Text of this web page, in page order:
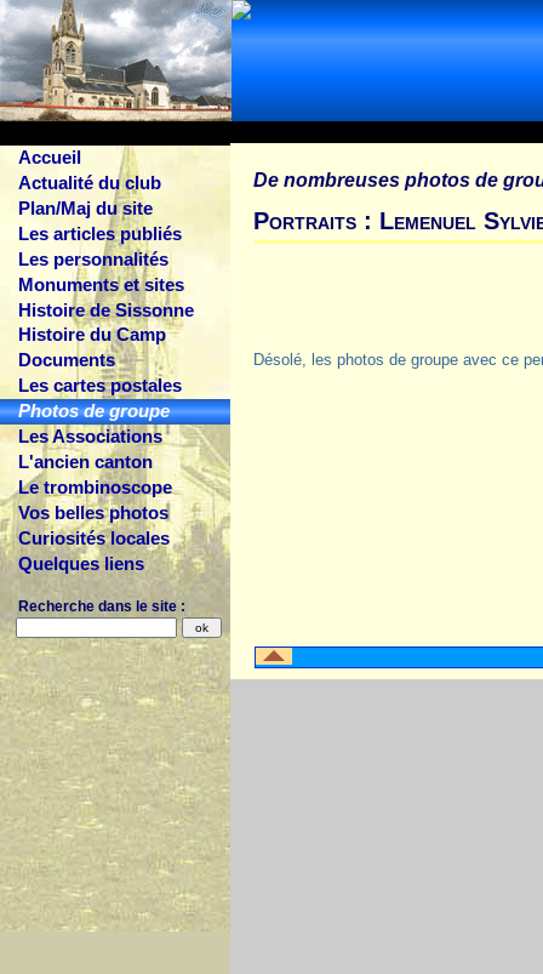
Accueil
Actualité du club
Plan/Maj du site
Les articles publiés
Les personnalités
Monuments et sites
Histoire de Sissonne
Histoire du Camp
Documents
Les cartes postales
Photos de groupe
Les Associations
L'ancien canton
Le trombinoscope
Vos belles photos
Curiosités locales
Quelques liens
Recherche dans le site :
De nombreuses photos de
Portraits : Lemenuel
Désolé, les photos de groupe avec ce